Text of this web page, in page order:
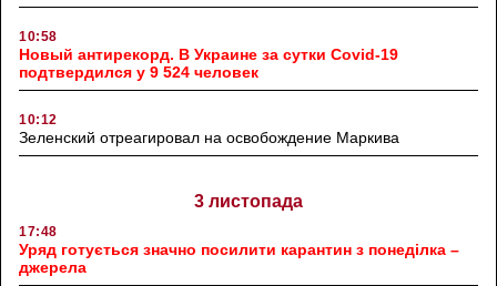
10:58
Новый антирекорд. В Украине за сутки Covid-19
подтвердился у 9 524 человек
10:12
Зеленский отреагировал на освобождение Маркива
3 листопада
17:48
Уряд готується значно посилити карантин з понеділка –
джерела